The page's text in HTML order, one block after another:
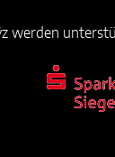
werden